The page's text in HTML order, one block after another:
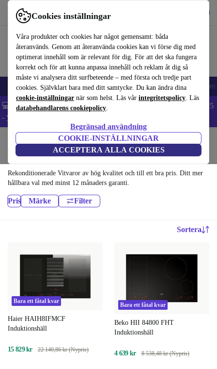
Cookies inställningar
Våra produkter och cookies har något gemensamt: båda
återanvänds. Genom att återanvända cookies kan vi förse dig med
optimerat innehåll som är relevant för dig. För att det ska fungera
korrekt och för att kunna anpassa innehåll och reklam åt dig så
måste vi analysera ditt surfbeteende – med första och tredje part
cookies. Självklart bara med ditt samtycke. Du kan ändra dina
cookie-inställningar när som helst. Läs vår integritetspolicy. Läs
databehandlarens cookiepolicy.
Begränsad användning
COOKIE-INSTÄLLNINGAR
ACCEPTERA ALLA COOKIES
Använd refurbed snabbt och enkelt
🎒 Back to school Mobiltelefoner Bärbara datorer Surfplattor
💻 Extra 5% rabatt på alla MacBooks och laptops - Code: LAPTOP5
- Villkor
Hushåll
Vitvaror:
Rekonditionerade Vitvaror av hög kvalitet och till ett bra pris. Ditt mer
hållbara val med minst 12 månaders garanti.
Pris Märke Filter
Sortera
Bara ett fåtal kvar
Haier HAIH8IFMCF
Induktionshäll
15 829 kr 22 140,86 kr (Nypris)
Bara ett fåtal kvar
Beko HII 84800 FHT
Induktionshäll
4 639 kr 8 538,48 kr (Nypris)